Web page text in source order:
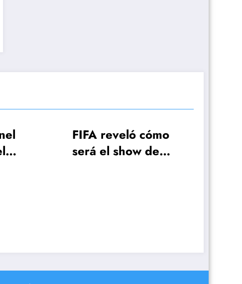
FIFA reveló cómo
será el show de
jugar la primera
fecha del